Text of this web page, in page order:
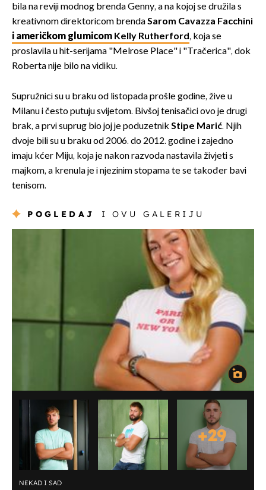
bila na reviji modnog brenda Genny, a na kojoj se družila s
kreativnom direktoricom brendaSarom Cavazza Facchini
i američkom glumicom Kelly Rutherford, koja se
proslavila u hit-serijama "Melrose Place" i "Tračerica", dok
Roberta nije bilo na vidiku.
Supružnici su u braku od listopada prošle godine, žive u
Milanu i često putuju svijetom. Bivšoj tenisačici ovo je drugi
brak, a prvi suprug bio joj je poduzetnikStipe Marić. Njih
dvoje bili su u braku od 2006. do 2012. godine i zajedno
imaju kćer Miju, koja je nakon razvoda nastavila živjeti s
majkom, a krenula je i njezinim stopama te se također bavi
tenisom.
POGLEDAJ I OVU GALERIJU
+29
NEKAD I SAD